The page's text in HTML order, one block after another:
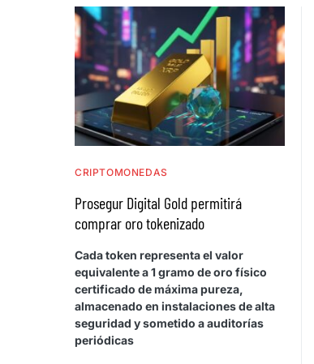
CRIPTOMONEDAS
Prosegur Digital Gold permitirá
comprar oro tokenizado
Cada token representa el valor
equivalente a 1 gramo de oro físico
certificado de máxima pureza,
almacenado en instalaciones de alta
seguridad y sometido a auditorías
periódicas